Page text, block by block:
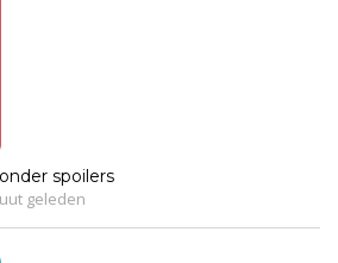
spoilers
geleden